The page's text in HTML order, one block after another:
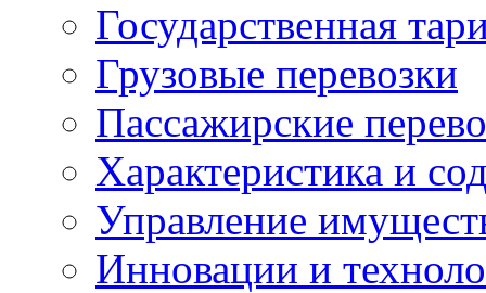
Государственная
Грузовые перевозки
Пассажирские
Характеристика и
Управление
Инновации и